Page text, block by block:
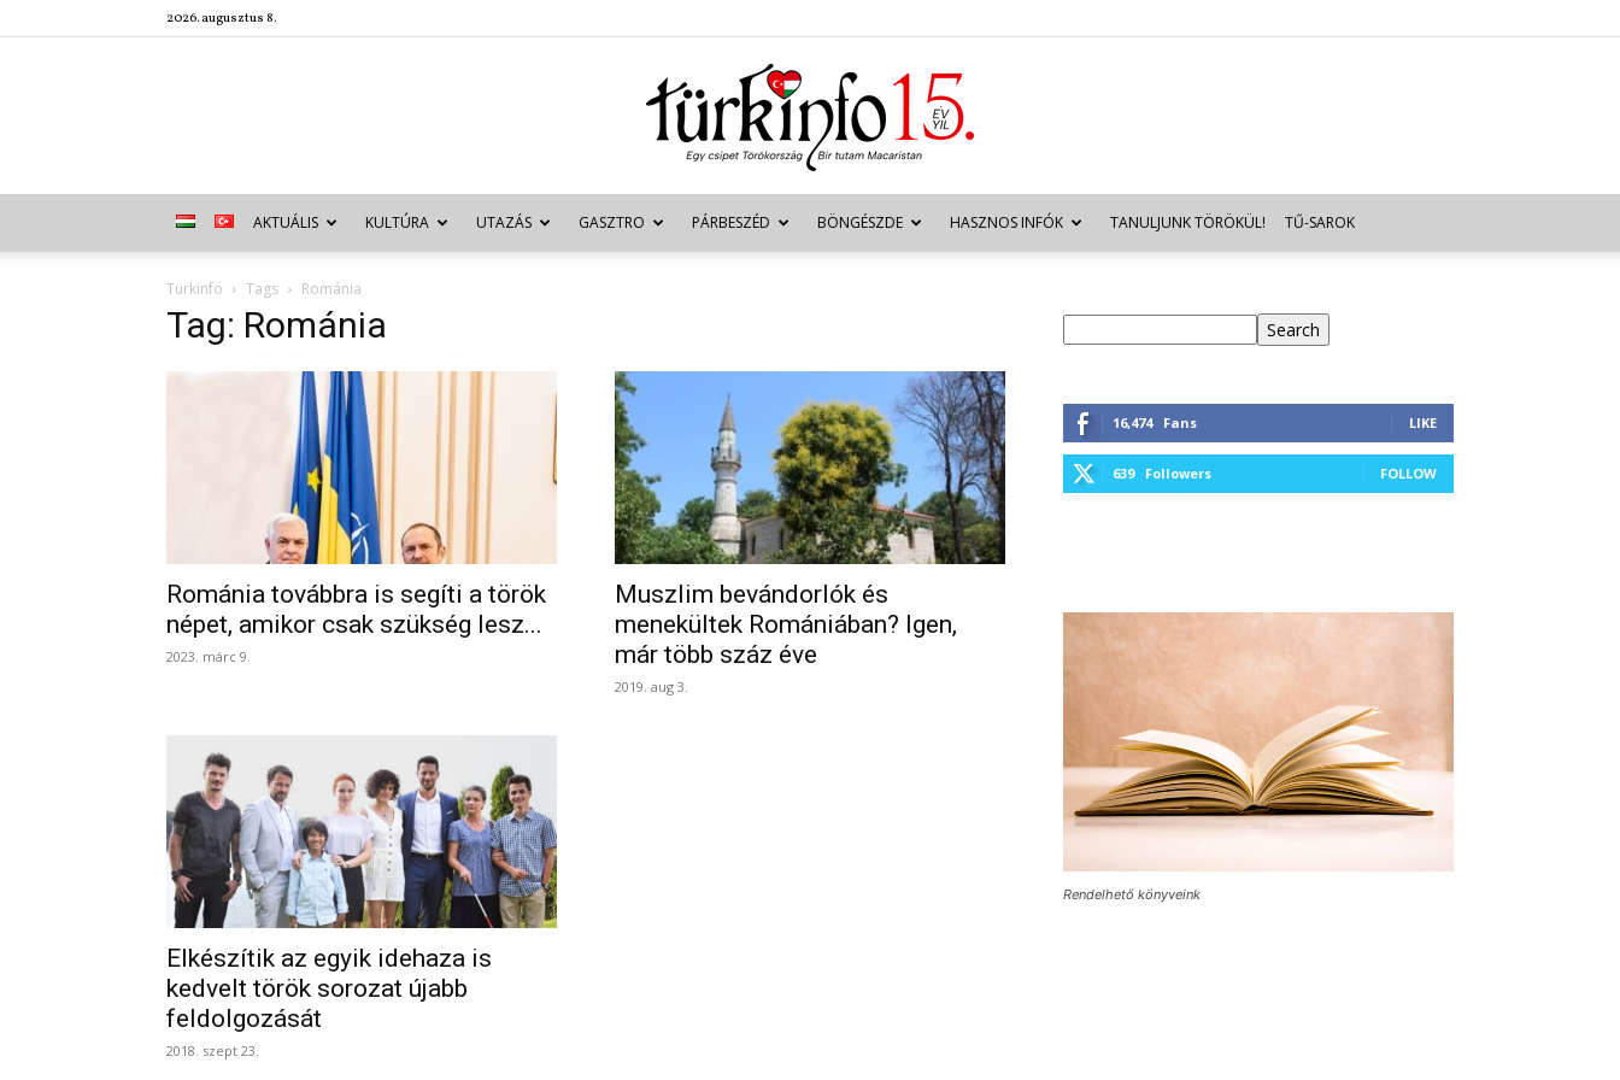
2026. augusztus 8.
Türkinfo
AKTUÁLIS KULTÚRA UTAZÁS GASZTRO PÁRBESZÉD BÖNGÉSZDE HASZNOS INFÓK TANULJUNK TÖRÖKÜL! TŰ-SAROK
Türkinfo Tags Románia
Tag: Románia
Románia továbbra is segíti a török
népet, amikor csak szükség lesz...
2023. márc 9.
Muszlim bevándorlók és
menekültek Romániában? Igen,
már több száz éve
2019. aug 3.
Elkészítik az egyik idehaza is
kedvelt török sorozat újabb
feldolgozását
2018. szept 23.
Search
16,474 Fans LIKE
639 Followers FOLLOW
Rendelhető könyveink